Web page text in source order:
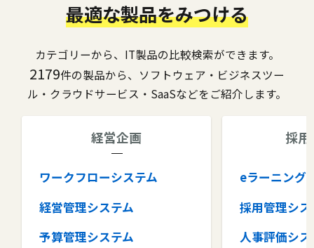
最適な製品をみつける
カテゴリーから、IT製品の比較検索ができます。
2179件の製品から、ソフトウェア・ビジネスツー
ル・クラウドサービス・SaaSなどをご紹介します。
経営企画
ワークフローシステム
経営管理システム
予算管理システム
採
eラーニング
採用管理シス
人事評価シス